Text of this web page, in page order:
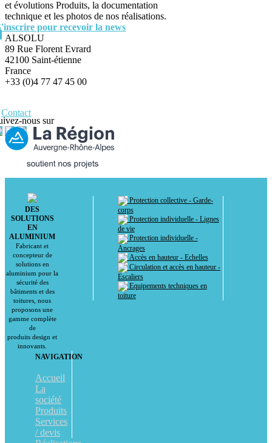
et évolutions Produits, la documentation
technique et les photos de nos réalisations.
pour recevoir la news
ALSOLU
89 Rue Florent Evrard
42100 Saint-étienne
France
+33 (0)4 77 47 45 00
Contact
nous sur
DES
SOLUTIONS
EN
ALUMINIUM
Fabricant et
concepteur de
solutions en
aluminium pour la
sécurité des
bâtiments et des
toitures, nous
proposons une
gamme complète
de
produits design et
innovants.
Protection collective - Garde-
corps
Protection individuelle - Lignes
de vie
Protection individuelle -
Ancrages
Accès en hauteur - Echelles
Circulation et accès en hauteur -
Escaliers
Equipements techniques en
toiture
NAVIGATION
Accueil
La
société
Produits
Services
/ devis